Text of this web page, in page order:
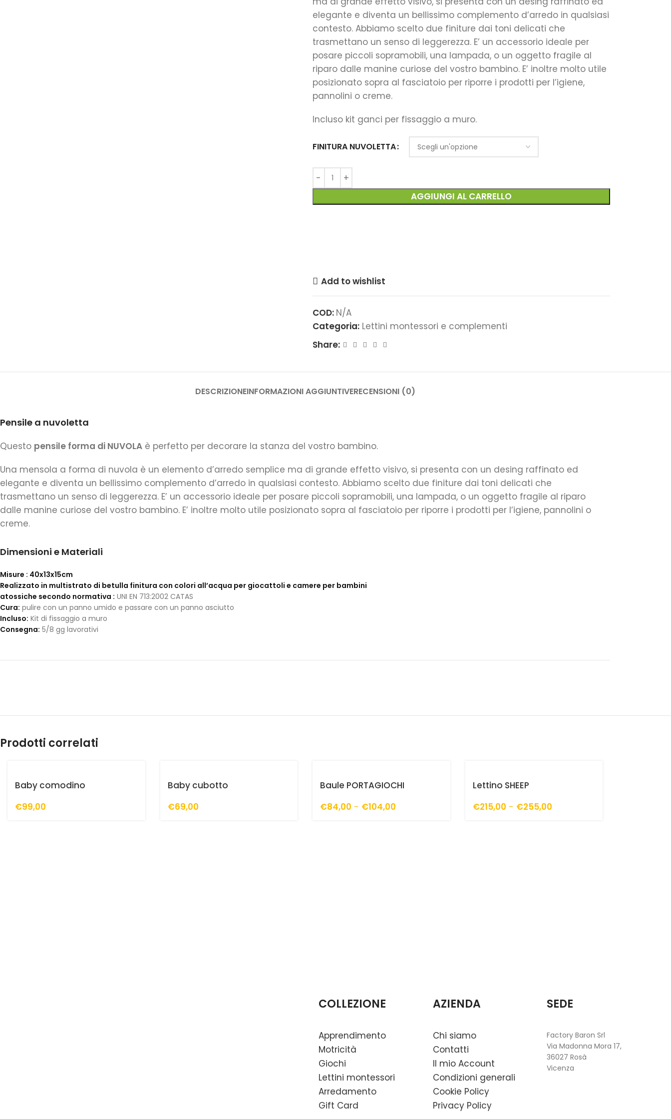
elegante e diventa un bellissimo complemento d’arredo in qualsiasi
contesto. Abbiamo scelto due finiture dai toni delicati che
trasmettano un senso di leggerezza. E’ un accessorio ideale per
posare piccoli sopramobili, una lampada, o un oggetto fragile al
riparo dalle manine curiose del vostro bambino. E’ inoltre molto utile
posizionato sopra al fasciatoio per riporre i prodotti per l’igiene,
pannolini o creme.
Incluso kit ganci per fissaggio a muro.
FINITURA NUVOLETTA
AGGIUNGI AL CARRELLO
Add to wishlist
COD: N/A
Categoria: Lettini montessori e complementi
Share:
DESCRIZIONEINFORMAZIONI AGGIUNTIVERECENSIONI (0)
Pensile a nuvoletta
Questo pensile forma di NUVOLA è perfetto per decorare la stanza del vostro bambino.
Una mensola a forma di nuvola è un elemento d’arredo semplice ma di grande effetto visivo, si presenta con un desing raffinato ed
elegante e diventa un bellissimo complemento d’arredo in qualsiasi contesto. Abbiamo scelto due finiture dai toni delicati che
trasmettano un senso di leggerezza. E’ un accessorio ideale per posare piccoli sopramobili, una lampada, o un oggetto fragile al riparo
dalle manine curiose del vostro bambino. E’ inoltre molto utile posizionato sopra al fasciatoio per riporre i prodotti per l’igiene, pannolini o
creme.
Dimensioni e Materiali
Misure : 40x13x15cm
Realizzato in multistrato di betulla finitura con colori all’acqua per giocattoli e camere per bambini
atossiche secondo normativa : UNI EN 713:2002 CATAS
Cura: pulire con un panno umido e passare con un panno asciutto
Incluso: Kit di fissaggio a muro
Consegna: 5/8 gg lavorativi
Prodotti correlati
Baby comodino
€99,00
Baby cubotto
€69,00
Baule PORTAGIOCHI
€84,00 - €104,00
Lettino SHEEP
€215,00 - €255,00
COLLEZIONE
Apprendimento
Motricità
Giochi
Lettini montessori
Arredamento
Gift Card
AZIENDA
Chi siamo
Contatti
Il mio Account
Condizioni generali
Cookie Policy
Privacy Policy
SEDE
Factory Baron Srl
Via Madonna Mora 17,
36027 Rosà
Vicenza